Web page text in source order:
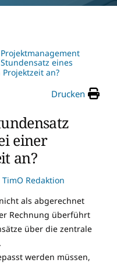
Projektmanagement
eines
an?
Drucken
einer
an?
TimO Redaktion
als abgerechnet
Rechnung überführt
über die zentrale
werden müssen,